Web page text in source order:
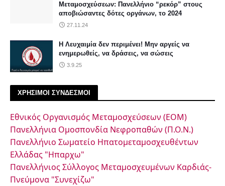
Μεταμοσχεύσεων: Πανελλήνιο “ρεκόρ” στους
αποβιώσαντες δότες οργάνων, το 2024
27.11.24
Η Λευχαιμία δεν περιμένει! Μην αργείς να
ενημερωθείς, να δράσεις, να σώσεις
3.9.25
ΧΡΗΣΙΜΟΙ ΣΥΝΔΕΣΜΟΙ
Εθνικός Οργανισμός Μεταμοσχεύσεων (ΕΟΜ)
Πανελλήνια Ομοσπονδία Νεφροπαθών (Π.Ο.Ν.)
Πανελλήνιο Σωματείο Ηπατομεταμοσχευθέντων
Ελλάδας "Ηπαρχω"
Πανελλήνιος Σύλλογος Μεταμοσχευμένων Καρδιάς-
Πνεύμονα "Συνεχίζω"